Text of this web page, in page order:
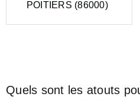
POITIERS (86000)
Quels sont les atouts